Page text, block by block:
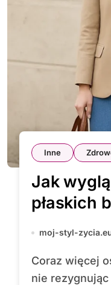
Inne
Jak
płaskich
moj-styl-
Coraz więcej osób stawia na wygodę,
nie